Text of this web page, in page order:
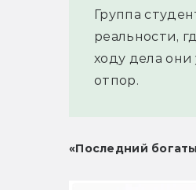
Группа
реальности,
ходу дела
отпор.
«Последний